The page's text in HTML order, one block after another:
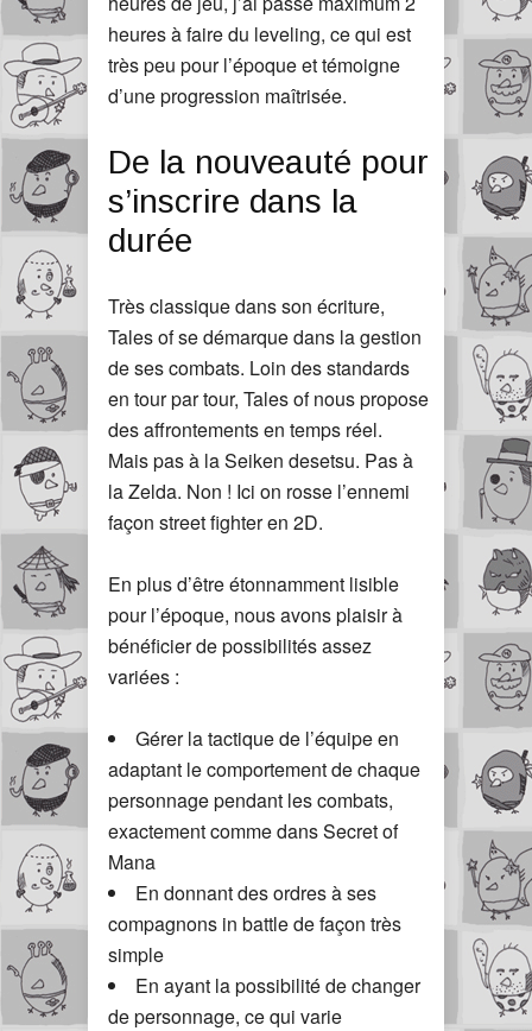
heures à faire du leveling, ce qui est
très peu pour l’époque et témoigne
d’une progression maîtrisée.
De la nouveauté pour
s’inscrire dans la
durée
Très classique dans son écriture,
Tales of se démarque dans la gestion
de ses combats. Loin des standards
en tour par tour, Tales of nous propose
des affrontements en temps réel.
Mais pas à la Seiken desetsu. Pas à
la Zelda. Non ! Ici on rosse l’ennemi
façon street fighter en 2D.
En plus d’être étonnamment lisible
pour l’époque, nous avons plaisir à
bénéficier de possibilités assez
variées :
Gérer la tactique de l’équipe en
adaptant le comportement de chaque
personnage pendant les combats,
exactement comme dans Secret of
Mana
En donnant des ordres à ses
compagnons in battle de façon très
simple
En ayant la possibilité de changer
de personnage, ce qui varie